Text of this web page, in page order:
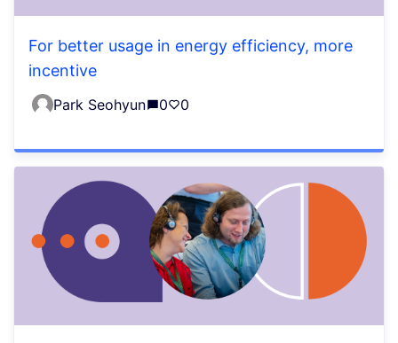
For better usage in energy efficiency, more
incentive
Park Seohyun 0 0